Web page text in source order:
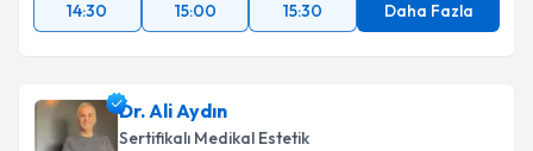
14:30
15:00 15:30 Daha Fazla
Dr. Ali Aydın
Sertifikalı Medikal Estetik